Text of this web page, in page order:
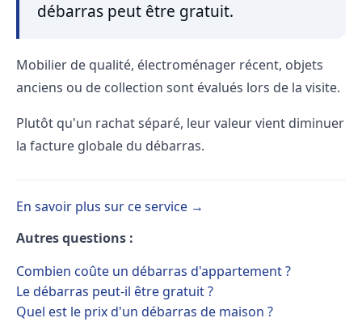
débarras peut être gratuit.
Mobilier de qualité, électroménager récent, objets
anciens ou de collection sont évalués lors de la visite.
Plutôt qu'un rachat séparé, leur valeur vient diminuer
la facture globale du débarras.
En savoir plus sur ce service →
Autres questions :
Combien coûte un débarras d'appartement ?
Le débarras peut-il être gratuit ?
Quel est le prix d'un débarras de maison ?